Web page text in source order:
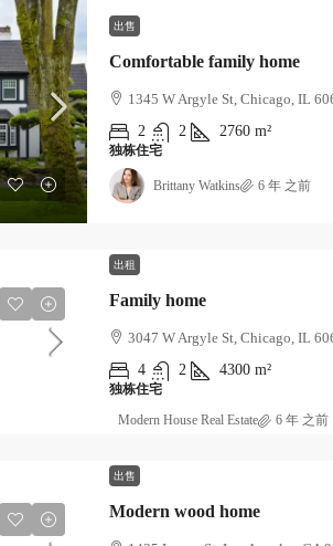
出售
Comfortable family home
1345 W Argyle St, Chicago, IL
2
2 2760 m²
独栋住宅
Brittany Watkins 6 年 之前
出租
Family home
3047 W Argyle St, Chicago, IL
4
2 4300 m²
独栋住宅
Modern House Real Estate 6 年 之前
出售
Modern wood home